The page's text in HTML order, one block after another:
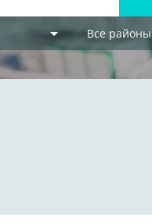
Все районы